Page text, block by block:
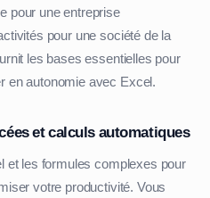
pour une entreprise
pour une société de la
les bases essentielles pour
en autonomie avec Excel.
et calculs automatiques
et les formules complexes pour
votre productivité. Vous